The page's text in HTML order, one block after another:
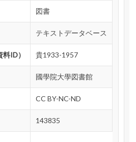
図書
テキストデータベース
ID） 貴1933-1957
國學院大學図書館
CC BY-NC-ND
143835